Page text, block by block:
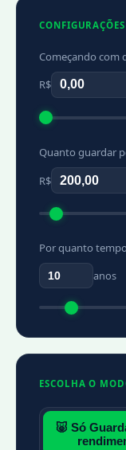
Começando com
R$
Quanto guardar
R$
Por quanto
anos
ESCOLHA O
🐷 Só